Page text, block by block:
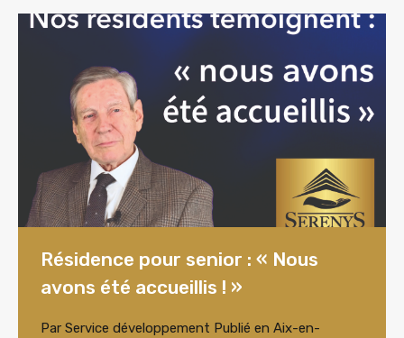
Résidence pour senior : « Nous
avons été accueillis ! »
Par Service développement Publié en Aix-en-